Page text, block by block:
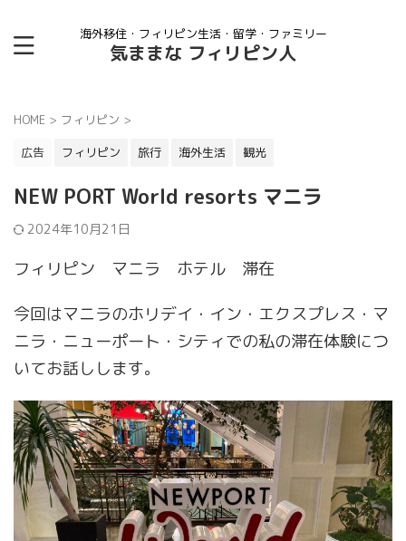
海外移住・フィリピン生活・留学・ファミリー
気ままな フィリピン人
HOME > フィリピン >
広告
フィリピン 旅行 海外生活 観光
NEW PORT World resorts マニラ
2024年10月21日
フィリピン マニラ ホテル 滞在
今回はマニラのホリデイ・イン・エクスプレス・マ
ニラ・ニューポート・シティでの私の滞在体験につ
いてお話しします。